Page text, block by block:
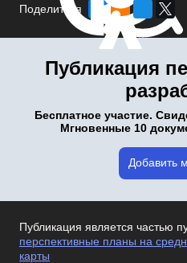
Поделиться
Публикация
Бесплатное участие.
Мгновенные 10
Добавить
Публикация является частью
перспективные планы на
карты